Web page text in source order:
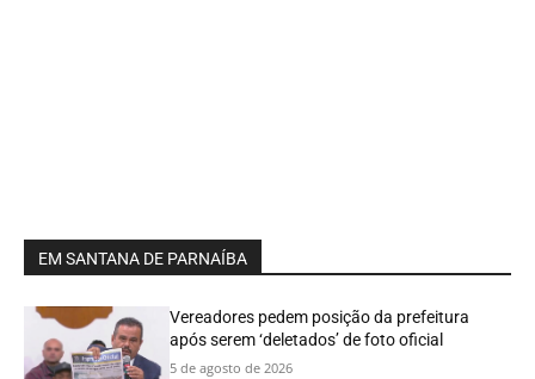
EM SANTANA DE PARNAÍBA
Vereadores pedem posição da prefeitura
após serem ‘deletados’ de foto oficial
5 de agosto de 2026